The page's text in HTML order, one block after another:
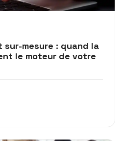
mesure : quand la
le moteur de votre